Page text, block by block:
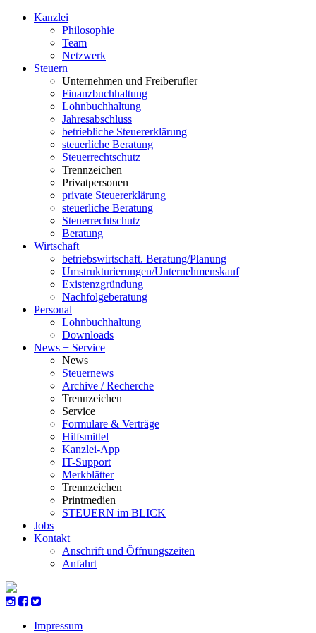
Kanzlei
Philosophie
Team
Netzwerk
Steuern
Unternehmen und Freiberufler
Finanzbuchhaltung
Lohnbuchhaltung
Jahresabschluss
betriebliche Steuererklärung
steuerliche Beratung
Steuerrechtschutz
Trennzeichen
Privatpersonen
private Steuererklärung
steuerliche Beratung
Steuerrechtschutz
Beratung
Wirtschaft
betriebswirtschaft. Beratung/Planung
Umstrukturierungen/Unternehmenskauf
Existenzgründung
Nachfolgeberatung
Personal
Lohnbuchhaltung
Downloads
News + Service
News
Steuernews
Archive / Recherche
Trennzeichen
Service
Formulare & Verträge
Hilfsmittel
Kanzlei-App
IT-Support
Merkblätter
Trennzeichen
Printmedien
STEUERN im BLICK
Jobs
Kontakt
Anschrift und Öffnungszeiten
Anfahrt
Impressum